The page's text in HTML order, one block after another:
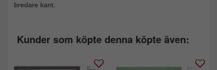
bredare kant.
Kunder som köpte denna köpte även: